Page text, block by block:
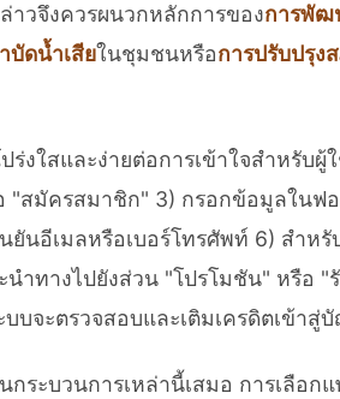
าวจึงควรผนวกหลักการของการพัฒ
บัดน้ำเสียในชุมชนหรือการปรับปรุง
ใสและง่ายต่อการเข้าใจสำหรับ
สมัครสมาชิก" 3) กรอกข้อมูลในฟ
ยันอีเมลหรือเบอร์โทรศัพท์ 6) สำห
นำทางไปยังส่วน "โปรโมชัน" หรือ "
บบจะตรวจสอบและเติมเครดิตเข้
ะบวนการเหล่านี้เสมอ การเลือ